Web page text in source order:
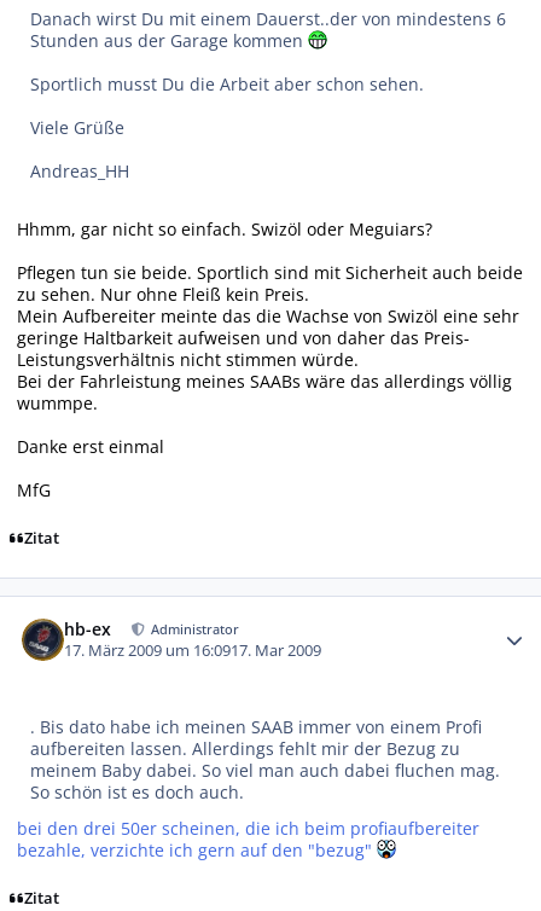
Danach wirst Du mit einem Dauerst..der von mindestens 6
Stunden aus der Garage kommen
Sportlich musst Du die Arbeit aber schon sehen.
Viele Grüße
Andreas_HH
Hhmm, gar nicht so einfach. Swizöl oder Meguiars?
Pflegen tun sie beide. Sportlich sind mit Sicherheit auch beide
zu sehen. Nur ohne Fleiß kein Preis.
Mein Aufbereiter meinte das die Wachse von Swizöl eine sehr
geringe Haltbarkeit aufweisen und von daher das Preis-
Leistungsverhältnis nicht stimmen würde.
Bei der Fahrleistung meines SAABs wäre das allerdings völlig
wummpe.
Danke erst einmal
MfG
Zitat
hb-ex Administrator
17. März 2009 um 16:0917. Mar 2009
. Bis dato habe ich meinen SAAB immer von einem Profi
aufbereiten lassen. Allerdings fehlt mir der Bezug zu
meinem Baby dabei. So viel man auch dabei fluchen mag.
So schön ist es doch auch.
bei den drei 50er scheinen, die ich beim profiaufbereiter
bezahle, verzichte ich gern auf den "bezug"
Zitat